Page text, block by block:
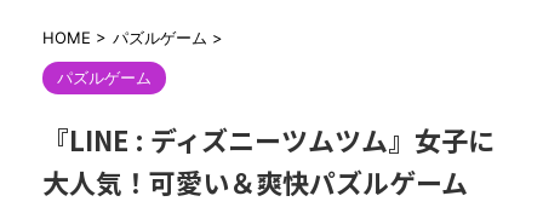
HOME > パズルゲーム >
パズルゲーム
『LINE : ディズニーツムツム』女子に
大人気！可愛い＆爽快パズルゲーム